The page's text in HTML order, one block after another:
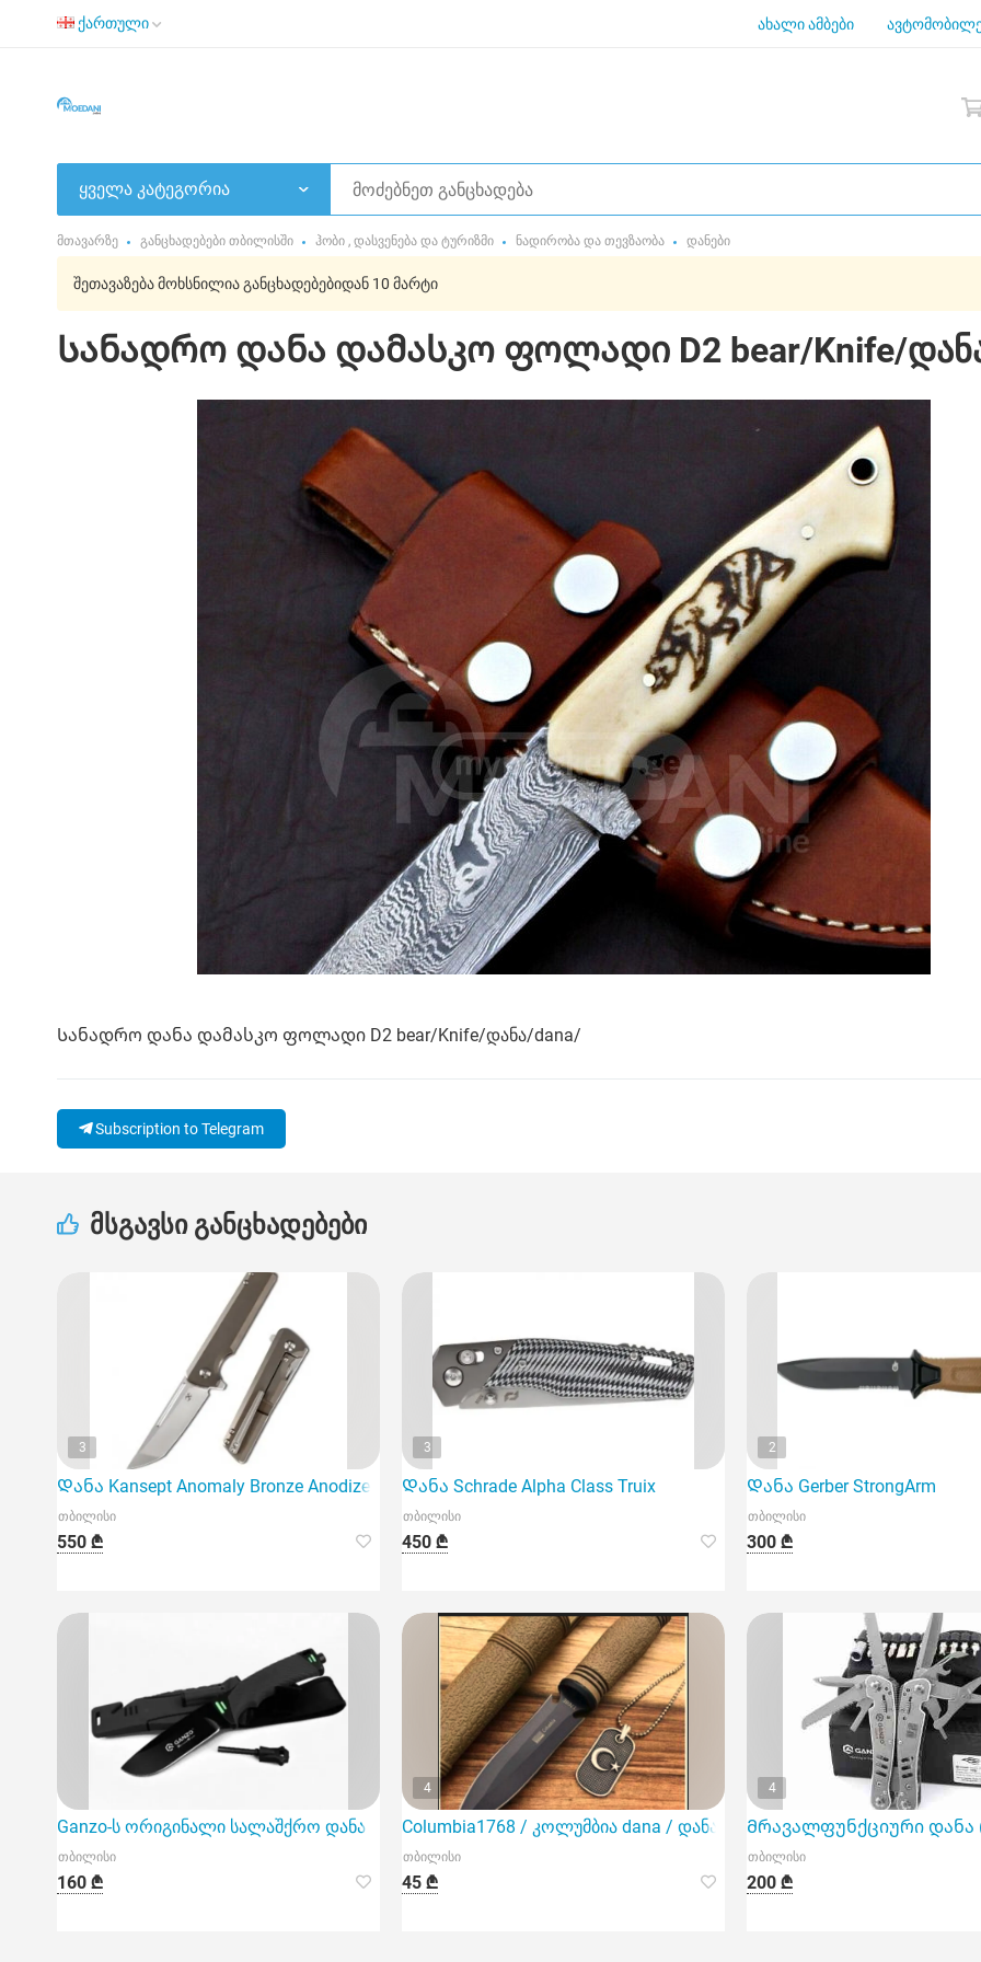
ქართული ახალი ამბები
ყველა კატეგორია
მთავარზე განცხადებები თბილისში ჰობი , დასვენება და ტურიზმი ნადირობა და თევზაობა დანები
შეთავაზება მოხსნილია განცხადებებიდან 10 მარტი
Სანადრო დანა დამასკო ფოლადი D2 bear/Knife/
Სანადრო დანა დამასკო ფოლადი D2 bear/Knife/დანა/dana/
Subscription to Telegram
მსგავსი განცხადებები
3
Დანა Kansept Anomaly Bronze Anodized Titanium
თბილისი
550 ₾
3
Დანა Schrade Alpha Class Truix
თბილისი
450 ₾
2
Დანა Gerber StrongArm
თბილისი
300 ₾
Ganzo-ს ორიგინალი სალაშქრო დანა
თბილისი
160 ₾
4
Columbia1768 / კოლუმბია dana / დანა
თბილისი
45 ₾
4
Მრავალფუნქციური დანა
თბილისი
200 ₾